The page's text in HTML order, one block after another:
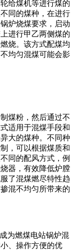
给煤机等进行煤的
同的煤种，在进行
炉烧煤要求，启动
进行甲乙两侧煤的
烧。该方式配煤均
均匀混煤可能会影
煤粉，然后通过不
适用于混煤手段和
大的煤种。不同种
，可以根据煤质和
同的配风方式，例
器，有效降低炉膛
了混煤燃尽特性趋
混不均匀所带来的
为燃煤电站锅炉混
、操作方便的优